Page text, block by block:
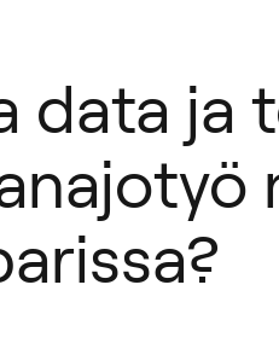
data ja